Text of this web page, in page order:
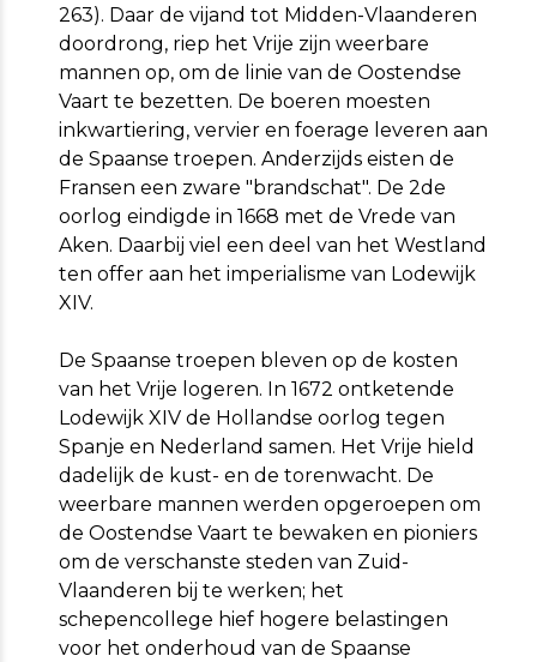
263). Daar de vijand tot Midden-Vlaanderen
doordrong, riep het Vrije zijn weerbare
mannen op, om de linie van de Oostendse
Vaart te bezetten. De boeren moesten
inkwartiering, vervier en foerage leveren aan
de Spaanse troepen. Anderzijds eisten de
Fransen een zware "brandschat". De 2de
oorlog eindigde in 1668 met de Vrede van
Aken. Daarbij viel een deel van het Westland
ten offer aan het imperialisme van Lodewijk
XIV.
De Spaanse troepen bleven op de kosten
van het Vrije logeren. In 1672 ontketende
Lodewijk XIV de Hollandse oorlog tegen
Spanje en Nederland samen. Het Vrije hield
dadelijk de kust- en de torenwacht. De
weerbare mannen werden opgeroepen om
de Oostendse Vaart te bewaken en pioniers
om de verschanste steden van Zuid-
Vlaanderen bij te werken; het
schepencollege hief hogere belastingen
voor het onderhoud van de Spaanse